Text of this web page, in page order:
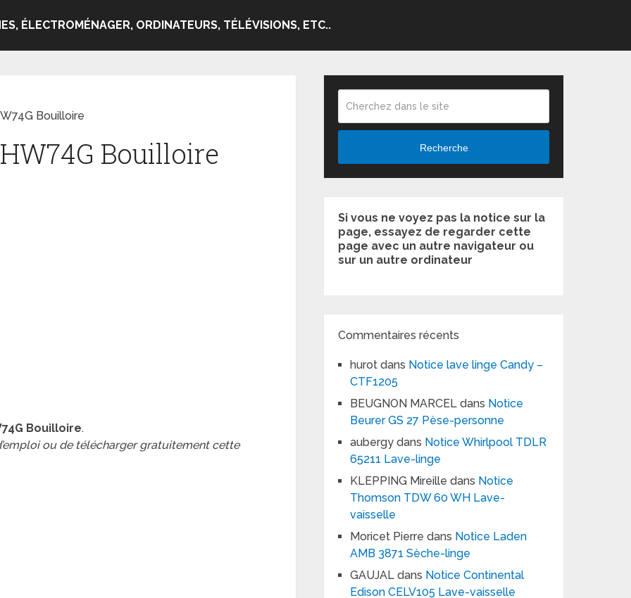
ÉLECTROMÉNAGER, ORDINATEURS, TÉLÉVISIONS, ETC..
Bouilloire
Bouilloire
Bouilloire.
ou de télécharger gratuitement cette
Recherche
Si vous ne voyez pas la notice sur la
page, essayez de regarder cette
page avec un autre navigateur ou
sur un autre ordinateur
Commentaires récents
hurot dans Notice lave linge Candy –
CTF1205
BEUGNON MARCEL dans Notice
Beurer GS 27 Pèse-personne
aubergy dans Notice Whirlpool TDLR
65211 Lave-linge
KLEPPING Mireille dans Notice
Thomson TDW 60 WH Lave-
vaisselle
Moricet Pierre dans Notice Laden
AMB 3871 Sèche-linge
GAUJAL dans Notice Continental
Edison CELV105 Lave-vaisselle